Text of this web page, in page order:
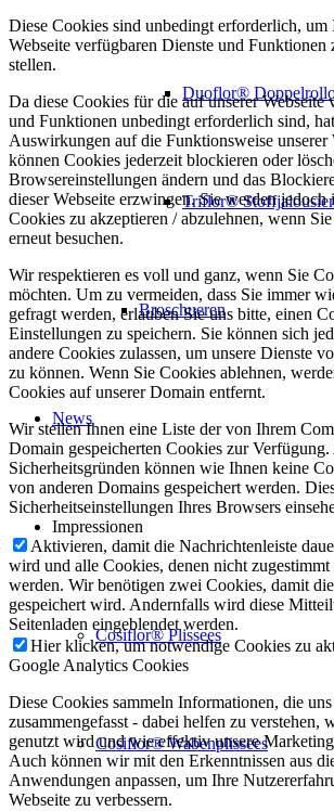
Duoflor®
Triflor®
Broschueren
News
Impressionen
Cosiflor® Plissees
Cosiflor® Wabenplissees
Diese Cookies sind unbedingt erforderlich, um
Webseite verfügbaren Dienste und Funktionen
stellen.
Da diese Cookies für die auf unserer Webseite
und Funktionen unbedingt erforderlich sind,
Auswirkungen auf die Funktionsweise unserer
können Cookies jederzeit blockieren oder
Browsereinstellungen ändern und das
dieser Webseite erzwingen. Sie werden jedoch
Cookies zu akzeptieren / abzulehnen, wenn
erneut besuchen.
Wir respektieren es voll und ganz, wenn Sie
möchten. Um zu vermeiden, dass Sie immer
gefragt werden, erlauben Sie uns bitte, einen
Einstellungen zu speichern. Sie können sich
andere Cookies zulassen, um unsere Dienste
zu können. Wenn Sie Cookies ablehnen,
Cookies auf unserer Domain entfernt.
Wir stellen Ihnen eine Liste der von Ihrem
Domain gespeicherten Cookies zur Verfügung.
Sicherheitsgründen können wie Ihnen keine
von anderen Domains gespeichert werden.
Sicherheitseinstellungen Ihres Browsers
Aktivieren, damit die Nachrichtenleiste
wird und alle Cookies, denen nicht
werden. Wir benötigen zwei Cookies, damit
gespeichert wird. Andernfalls wird diese
Seitenladen eingeblendet werden.
Hier klicken, um notwendige Cookies zu
Google Analytics Cookies
Diese Cookies sammeln Informationen, die
zusammengefasst - dabei helfen zu verstehen,
genutzt wird und wie effektiv unsere
Auch können wir mit den Erkenntnissen aus
Anwendungen anpassen, um Ihre
Webseite zu verbessern.